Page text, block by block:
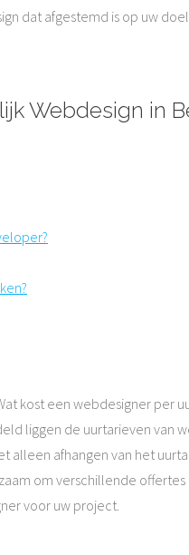
dat afgestemd is op uw
Webdesign in
kost een webdesigner per
liggen de uurtarieven van
alleen afhangen van het
om verschillende
voor uw project.